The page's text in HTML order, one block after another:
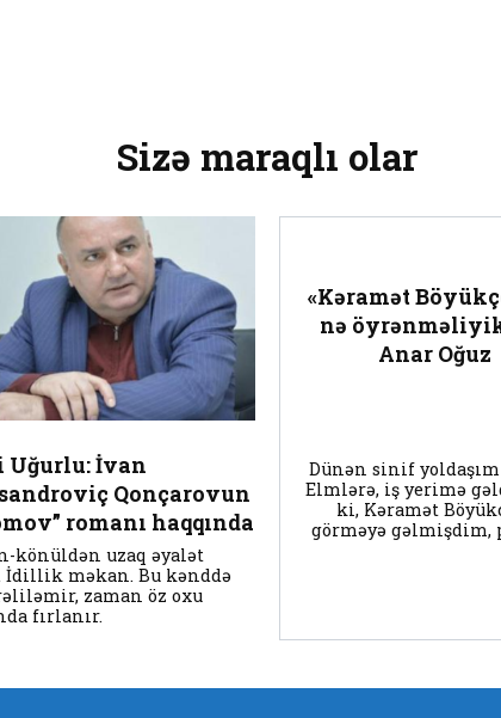
Sizə maraqlı olar
Uğurlu: İvan
Qonçarovun
romanı haqqında
könüldən uzaq əyalət
İdillik məkan. Bu kənddə
zaman öz oxu
fırlanır.
«Kəramət
nə
Anar Oğuz
Dünən sinif
Elmlərə, iş yerimə
ki, Kəramət
görməyə gəlmişdim,